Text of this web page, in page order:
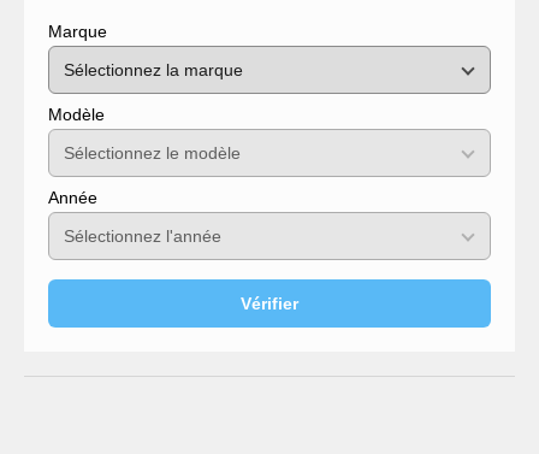
Marque
Modèle
Année
Vérifier